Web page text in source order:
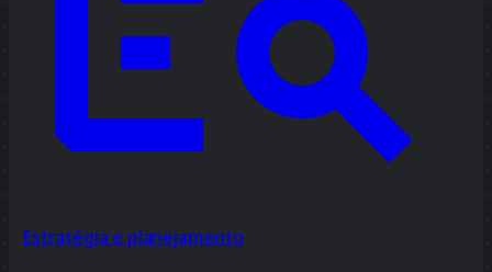
Estratégia e planejamento